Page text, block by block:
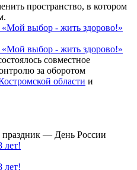
пространство, в котором
выбор - жить здорово!»
выбор - жить здорово!»
совместное
за оборотом
области и
— День России
лет!
лет!